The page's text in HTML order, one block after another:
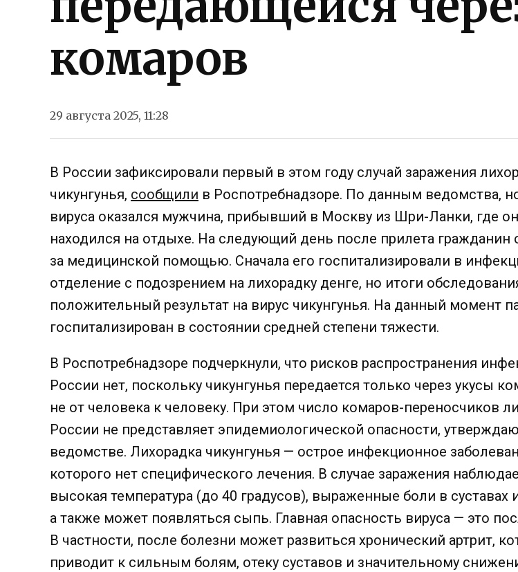
комаров
29 августа 2025, 11:28
В России зафиксировали первый в этом году случай заражения
чикунгунья, сообщили в Роспотребнадзоре. По данным ведомства,
вируса оказался мужчина, прибывший в Москву из Шри-Ланки, где он
находился на отдыхе. На следующий день после прилета гражданин
за медицинской помощью. Сначала его госпитализировали в
отделение с подозрением на лихорадку денге, но итоги
положительный результат на вирус чикунгунья. На данный момент
госпитализирован в состоянии средней степени тяжести.
В Роспотребнадзоре подчеркнули, что рисков распространения
России нет, поскольку чикунгунья передается только через укусы
не от человека к человеку. При этом число комаров-переносчиков
России не представляет эпидемиологической опасности,
ведомстве. Лихорадка чикунгунья — острое инфекционное
которого нет специфического лечения. В случае заражения
высокая температура (до 40 градусов), выраженные боли в
а также может появляться сыпь. Главная опасность вируса — это
В частности, после болезни может развиться хронический артрит,
приводит к сильным болям, отеку суставов и значительному